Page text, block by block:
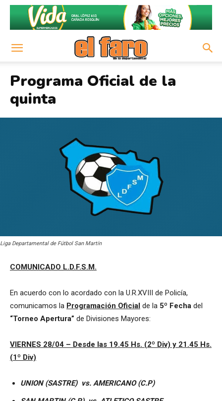
Programa Oficial de la
quinta
Liga Departamental de Fútbol San Martín
COMUNICADO L.D.F.S.M.
En acuerdo con lo acordado con la U.R.XVIII de Policía,
comunicamos la Programación Oficial de la 5º Fecha del
“Torneo Apertura” de Divisiones Mayores:
VIERNES 28/04 – Desde las 19.45 Hs. (2º Div) y 21.45 Hs.
(1º Div)
UNION (SASTRE) vs. AMERICANO (C.P)